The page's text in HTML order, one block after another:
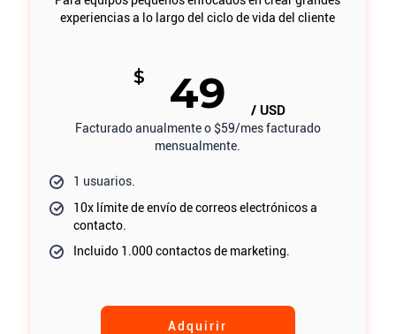
experiencias a lo largo del ciclo de vida del cliente
$ 49 / USD
Facturado anualmente o $59/mes facturado
mensualmente.
1 usuarios.
10x límite de envío de correos electrónicos a
contacto.
Incluido 1.000 contactos de marketing.
Adquirir